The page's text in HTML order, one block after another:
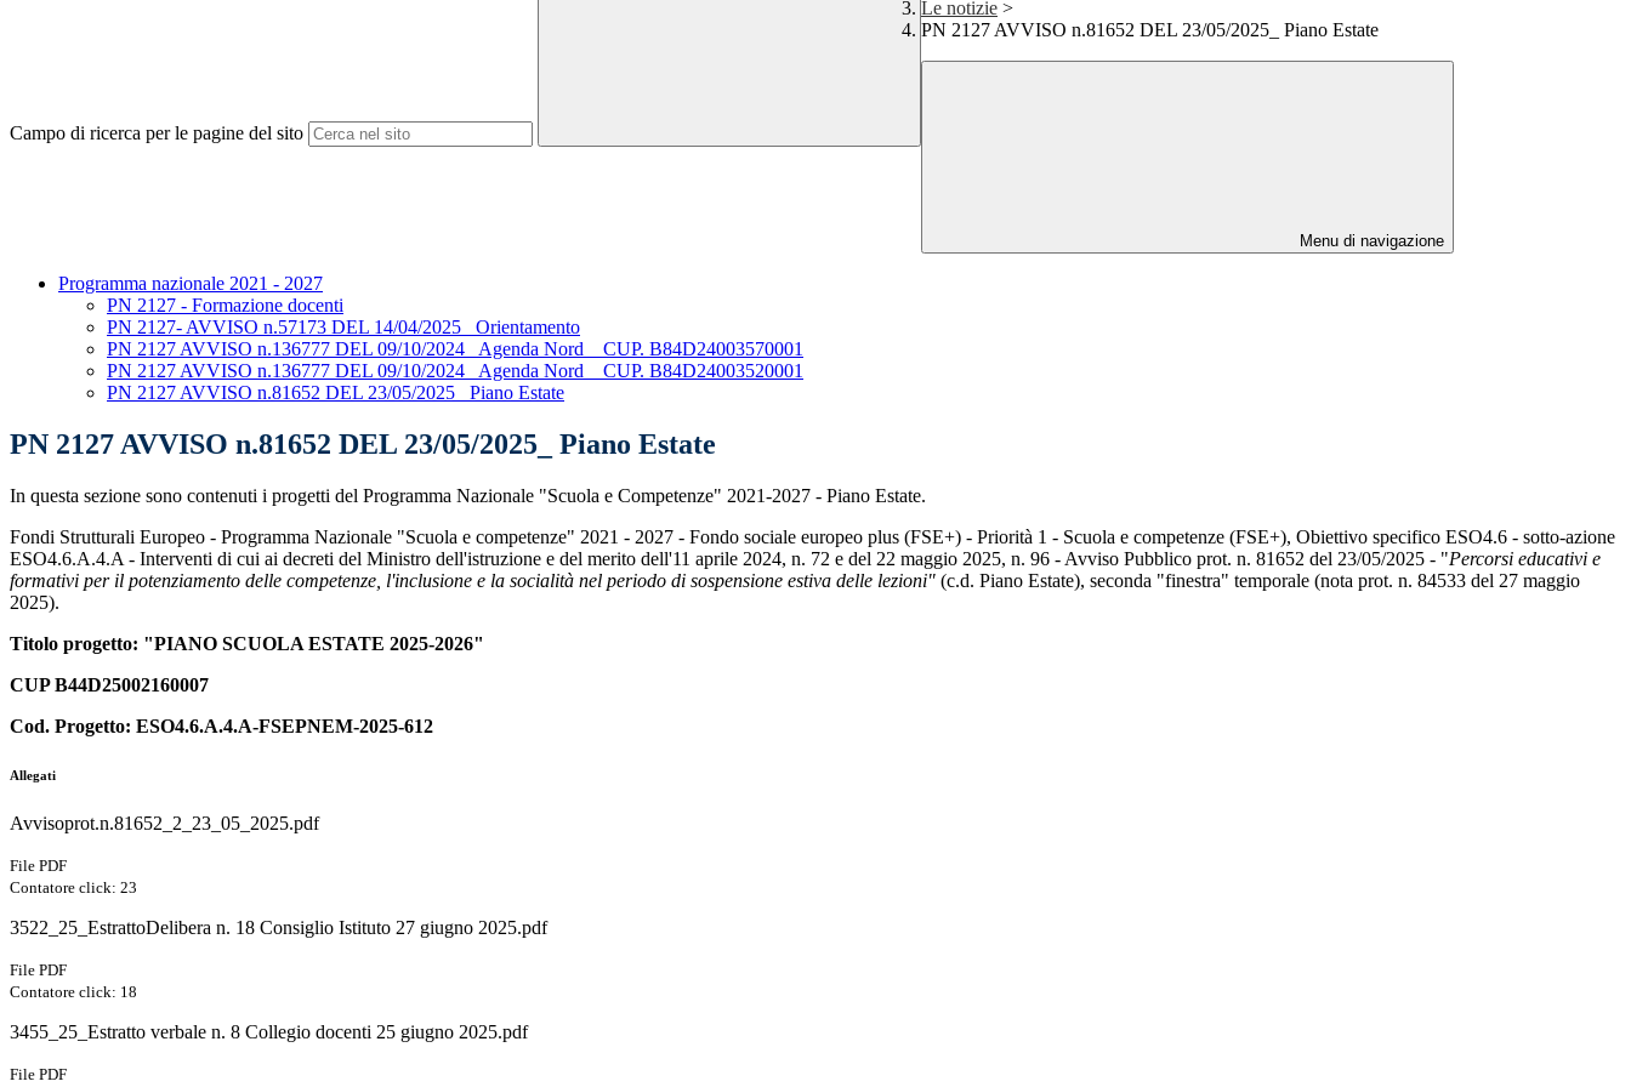
Campo di ricerca per le pagine del sito
Le notizie >
PN 2127 AVVISO n.81652 DEL 23/05/2025_ Piano Estate
Menu di navigazione
Programma nazionale 2021 - 2027
PN 2127 - Formazione docenti
PN 2127- AVVISO n.57173 DEL 14/04/2025_ Orientamento
PN 2127 AVVISO n.136777 DEL 09/10/2024_ Agenda Nord _ CUP. B84D24003570001
PN 2127 AVVISO n.136777 DEL 09/10/2024_ Agenda Nord _ CUP. B84D24003520001
PN 2127 AVVISO n.81652 DEL 23/05/2025_ Piano Estate
PN 2127 AVVISO n.81652 DEL 23/05/2025_ Piano Estate
In questa sezione sono contenuti i progetti del Programma Nazionale "Scuola e Competenze" 2021-2027 - Piano Estate.
Fondi Strutturali Europeo - Programma Nazionale "Scuola e competenze" 2021 - 2027 - Fondo sociale europeo plus (FSE+) - Priorità 1 - Scuola e competenze (FSE+), Obiettivo specifico ESO4.6 - sotto-azione
ESO4.6.A.4.A - Interventi di cui ai decreti del Ministro dell'istruzione e del merito dell'11 aprile 2024, n. 72 e del 22 maggio 2025, n. 96 - Avviso Pubblico prot. n. 81652 del 23/05/2025 - "Percorsi educativi e
formativi per il potenziamento delle competenze, l'inclusione e la socialità nel periodo di sospensione estiva delle lezioni" (c.d. Piano Estate), seconda "finestra" temporale (nota prot. n. 84533 del 27 maggio
2025).
Titolo progetto: "PIANO SCUOLA ESTATE 2025-2026"
CUP B44D25002160007
Cod. Progetto: ESO4.6.A.4.A-FSEPNEM-2025-612
Allegati
Avvisoprot.n.81652_2_23_05_2025.pdf
File PDF
Contatore click: 23
3522_25_EstrattoDelibera n. 18 Consiglio Istituto 27 giugno 2025.pdf
File PDF
Contatore click: 18
3455_25_Estratto verbale n. 8 Collegio docenti 25 giugno 2025.pdf
File PDF